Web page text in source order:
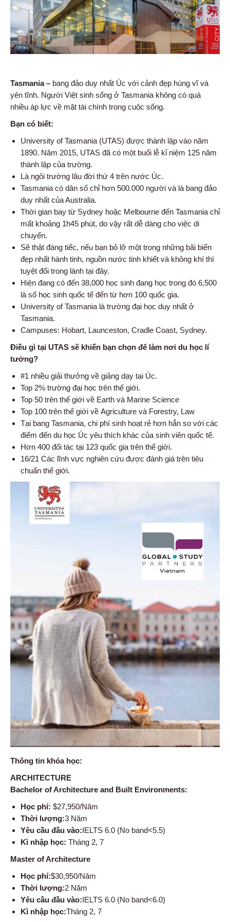
Tasmania – bang đảo duy nhất Úc với cảnh đẹp hùng vĩ và
yên tĩnh. Người Việt sinh sống ở Tasmania không có quá
nhiều áp lực về mặt tài chính trong cuộc sống.
Bạn có biết:
University of Tasmania (UTAS) được thành lập vào năm
1890. Năm 2015, UTAS đã có một buổi lễ kỉ niệm 125 năm
thành lập của trường.
Là ngôi trường lâu đời thứ 4 trên nước Úc.
Tasmania có dân số chỉ hơn 500.000 người và là bang đảo
duy nhất của Australia.
Thời gian bay từ Sydney hoặc Melbourne đến Tasmania chỉ
mất khoảng 1h45 phút, do vậy rất dễ dàng cho việc di
chuyển.
Sẽ thật đáng tiếc, nếu bạn bỏ lỡ một trong những bãi biển
đẹp nhất hành tinh, nguồn nước tinh khiết và không khí thì
tuyệt đối trong lành tại đây.
Hiện đang có đến 38,000 học sinh đang học trong đó 6,500
là số học sinh quốc tế đến từ hơn 100 quốc gia.
University of Tasmania là trường đại học duy nhất ở
Tasmania.
Campuses: Hobart, Launceston, Cradle Coast, Sydney.
Điều gì tại UTAS sẽ khiến bạn chọn để làm nơi du học lí
tưởng?
#1 nhiều giải thưởng về giảng dạy tại Úc.
Top 2% trường đại học trên thế giới.
Top 50 trên thế giới về Earth và Marine Science
Top 100 trên thế giới về Agriculture và Forestry, Law
Tại bang Tasmania, chi phí sinh hoạt rẻ hơn hẳn so với các
điểm đến du học Úc yêu thích khác của sinh viên quốc tế.
Hơn 400 đối tác tại 123 quốc gia trên thế giới.
16/21 Các lĩnh vực nghiên cứu được đánh giá trên tiêu
chuẩn thế giới.
Thông tin khóa học:
ARCHITECTURE
Bachelor of Architecture and Built Environments:
Học phí: $27,950/Năm
Thời lượng:3 Năm
Yêu cầu đầu vào:IELTS 6.0 (No band<5.5)
Kì nhập học: Tháng 2, 7
Master of Architecture
Học phí:$30,950/Năm
Thời lượng:2 Năm
Yêu cầu đầu vào:IELTS 6.0 (No band<6.0)
Kì nhập học:Tháng 2, 7